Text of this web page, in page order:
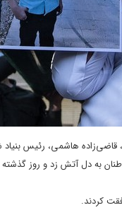
قاضی‌زاده هاشمی، رئیس بنیاد
به دل آتش زد و روز
کردند.